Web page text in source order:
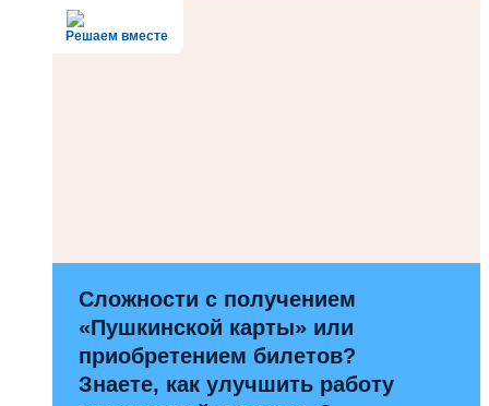
Решаем вместе
Сложности с получением
«Пушкинской карты» или
приобретением билетов?
Знаете, как улучшить работу